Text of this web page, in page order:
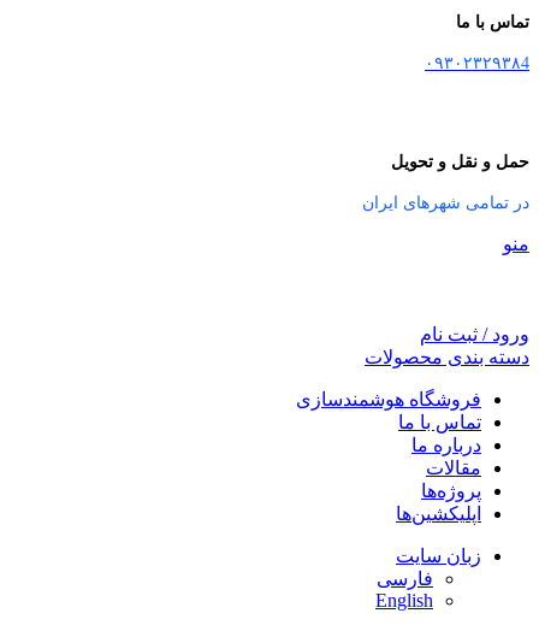
تماس با ما
۰۹۳۰۲۳۲۹۳۸4
حمل و نقل و تحویل
در تمامی شهرهای ایران
منو
ورود / ثبت نام
دسته بندی محصولات
فروشگاه هوشمندسازی
تماس با ما
درباره ما
مقالات
پروژه‌ها
اپلیکشین‌ها
زبان سایت
فارسی
English